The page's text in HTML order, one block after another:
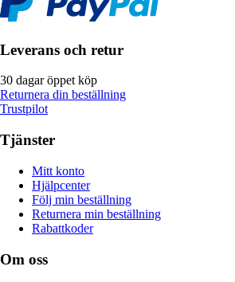
Leverans och retur
30 dagar öppet köp
Returnera din beställning
Trustpilot
Tjänster
Mitt konto
Hjälpcenter
Följ min beställning
Returnera min beställning
Rabattkoder
Om oss